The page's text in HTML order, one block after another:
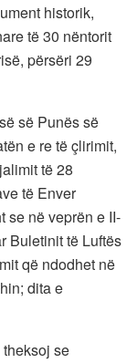
historik,
të 30 nëntorit
përsëri 29
së Punës së
e re të çlirimit,
të 28
të Enver
se në veprën e II-
Buletinit të Luftës
që ndodhet në
dita e
se